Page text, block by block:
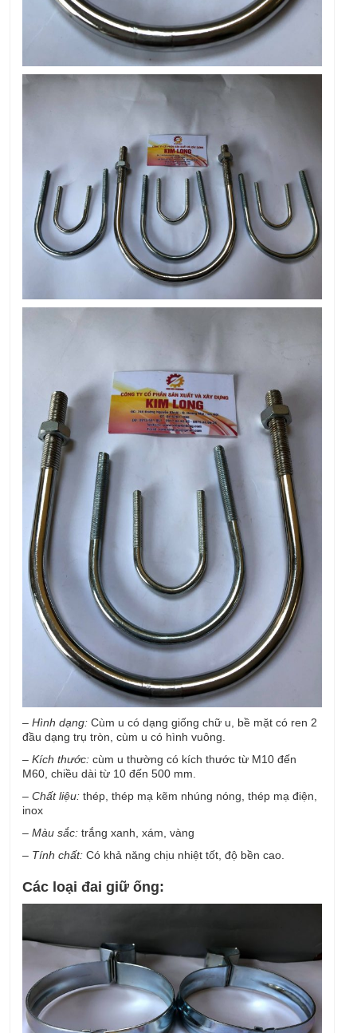
– Hình dạng: Cùm u có dạng giống chữ u, bề mặt có ren 2
đầu dạng trụ tròn, cùm u có hình vuông.
– Kích thước: cùm u thường có kích thước từ M10 đến
M60, chiều dài từ 10 đến 500 mm.
– Chất liệu: thép, thép mạ kẽm nhúng nóng, thép mạ điện,
inox
– Màu sắc: trắng xanh, xám, vàng
– Tính chất: Có khả năng chịu nhiệt tốt, độ bền cao.
Các loại đai giữ ống: